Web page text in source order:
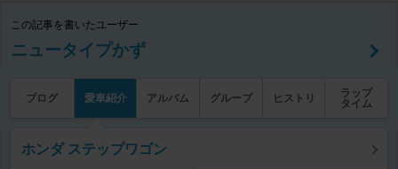
この記事を書いたユーザー
ニュータイプかず
ブログ 愛車紹介 アルバム グループ ヒストリ
ラップ
タイム
ホンダ ステップワゴン